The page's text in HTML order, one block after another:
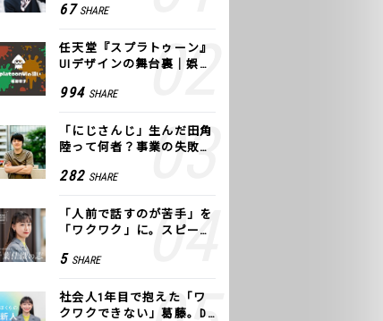
67 SHARE
任天堂『スプラトゥーン』
UIデザインの舞台裏｜娯楽
994 SHARE
「にじさんじ」生んだ田角
陸って何者？事業の失敗
COLOR
282 SHARE
「人前で話すのが苦手」を
「ワクワク」に。スピーチ
方トレーニング」に込めた
5 SHARE
社会人1年目で抱えた「ワ
クワクできない」葛藤。De